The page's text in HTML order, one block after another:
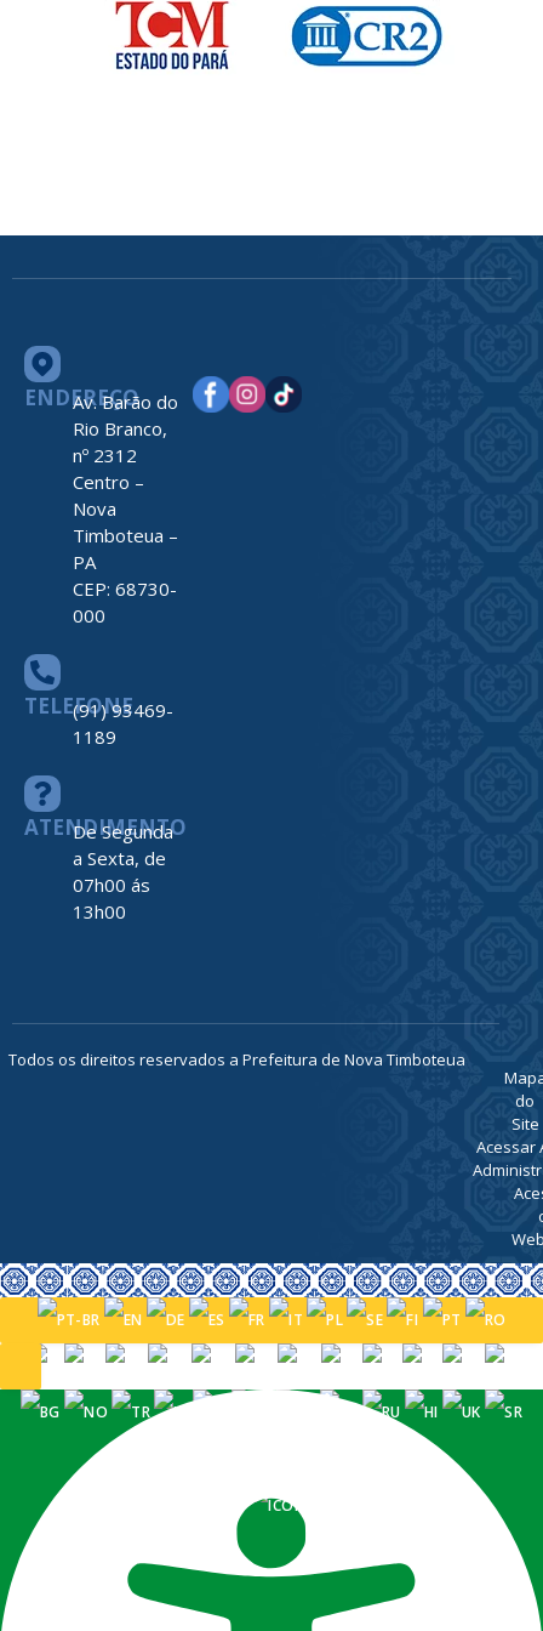
ENDEREÇO
Av. Barão do
Rio Branco,
nº 2312
Centro –
Nova
Timboteua –
PA
CEP: 68730-
000
TELEFONE
(91) 93469-
1189
ATENDIMENTO
De Segunda
a Sexta, de
07h00 ás
13h00
Todos os direitos reservados a Prefeitura de Nova Timboteua
do
Site
Acessar
PORTUGUÊS (BRASIL)